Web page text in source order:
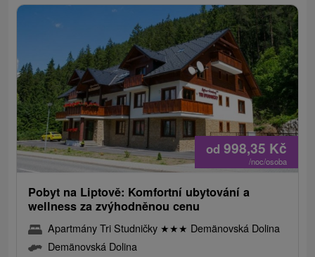
od 998,35 Kč
/noc/osoba
Pobyt na Liptově: Komfortní ubytování a
wellness za zvýhodněnou cenu
Apartmány Tri Studničky ★★★ Demänovská Dolina
Demänovská Dolina